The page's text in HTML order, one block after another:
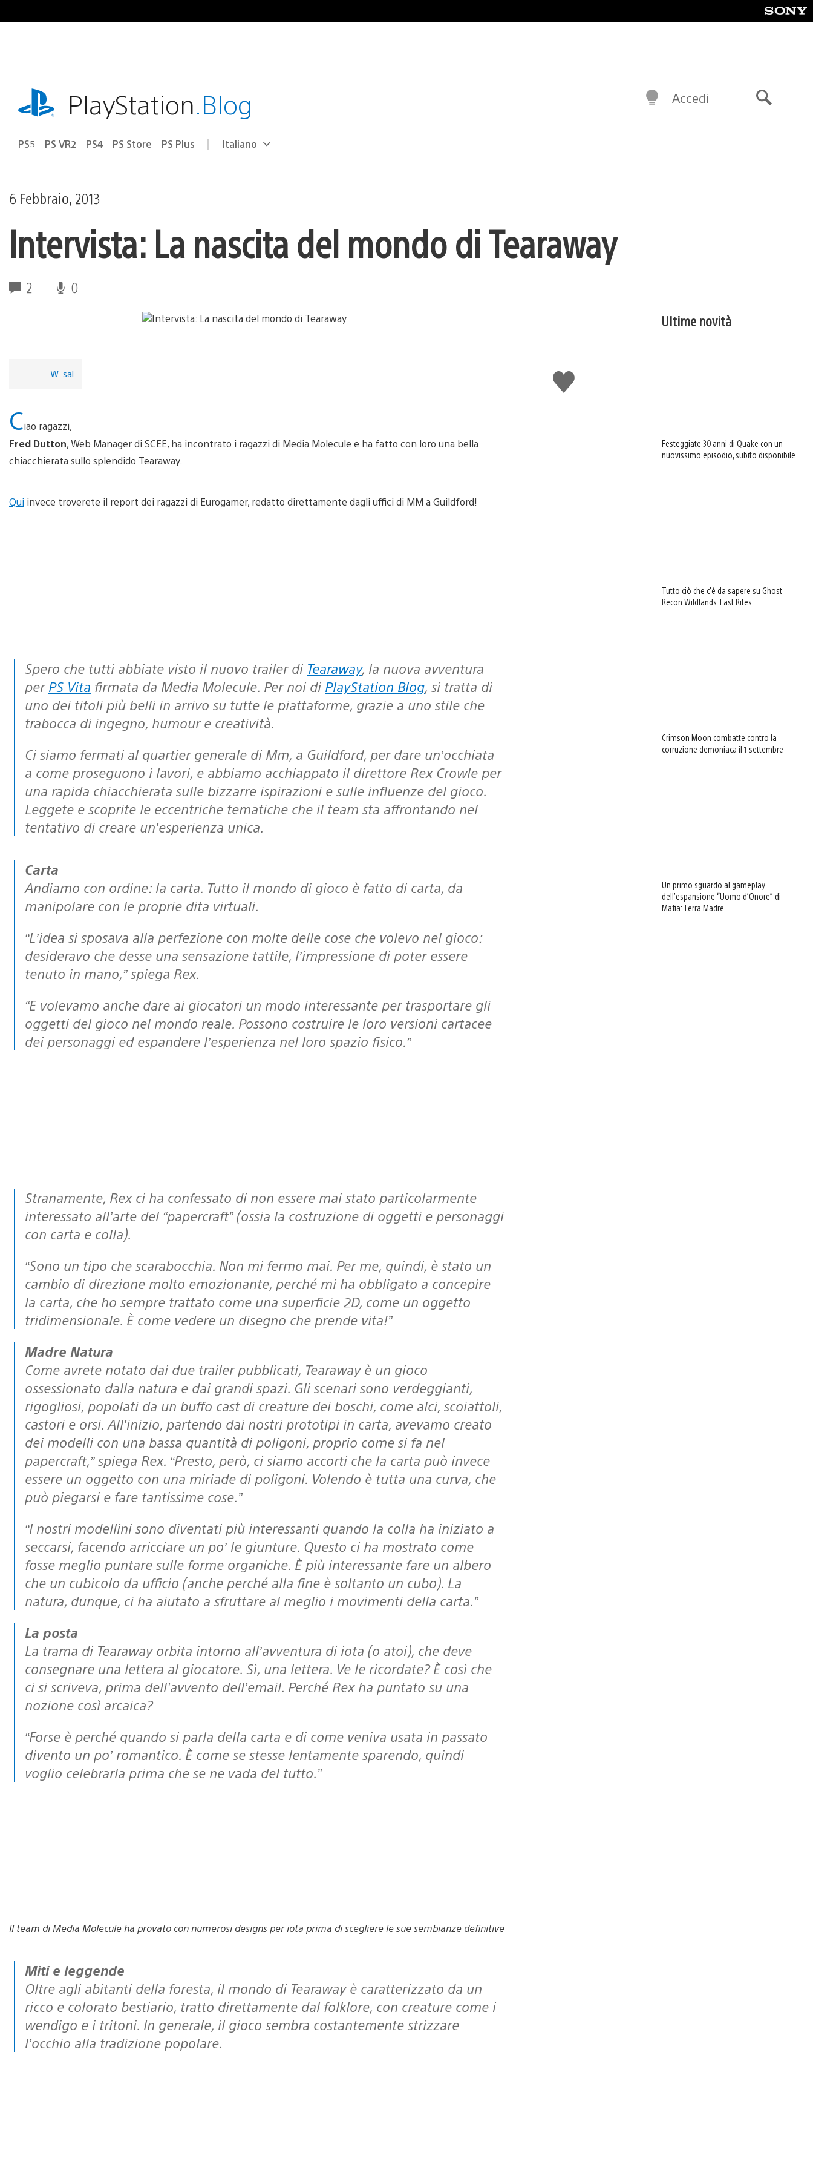
al
playstation.comPlayStation.Blog
PS5 PS VR2 PS4 PS Store PS Plus Seleziona
Regione
Italiano
Accedi
6 Febbraio, 2013
Intervista: La nascita del mondo di Tearaway
2 0
Mi
piace
W_sal
Ciao ragazzi,
Fred Dutton, Web Manager di SCEE, ha incontrato i ragazzi di Media Molecule e ha fatto con loro una bella
chiacchierata sullo splendido Tearaway.
Qui invece troverete il report dei ragazzi di Eurogamer, redatto direttamente dagli uffici di MM a Guildford!
Spero che tutti abbiate visto il nuovo trailer di Tearaway, la nuova avventura
per PS Vita firmata da Media Molecule. Per noi di PlayStation Blog, si tratta di
uno dei titoli più belli in arrivo su tutte le piattaforme, grazie a uno stile che
trabocca di ingegno, humour e creatività.
Ci siamo fermati al quartier generale di Mm, a Guildford, per dare un’occhiata
a come proseguono i lavori, e abbiamo acchiappato il direttore Rex Crowle per
una rapida chiacchierata sulle bizzarre ispirazioni e sulle influenze del gioco.
Leggete e scoprite le eccentriche tematiche che il team sta affrontando nel
tentativo di creare un’esperienza unica.
Carta
Andiamo con ordine: la carta. Tutto il mondo di gioco è fatto di carta, da
manipolare con le proprie dita virtuali.
“L’idea si sposava alla perfezione con molte delle cose che volevo nel gioco:
desideravo che desse una sensazione tattile, l’impressione di poter essere
tenuto in mano,” spiega Rex.
“E volevamo anche dare ai giocatori un modo interessante per trasportare gli
oggetti del gioco nel mondo reale. Possono costruire le loro versioni cartacee
dei personaggi ed espandere l’esperienza nel loro spazio fisico.”
Stranamente, Rex ci ha confessato di non essere mai stato particolarmente
interessato all’arte del “papercraft” (ossia la costruzione di oggetti e personaggi
con carta e colla).
“Sono un tipo che scarabocchia. Non mi fermo mai. Per me, quindi, è stato un
cambio di direzione molto emozionante, perché mi ha obbligato a concepire
la carta, che ho sempre trattato come una superficie 2D, come un oggetto
tridimensionale. È come vedere un disegno che prende vita!”
Madre Natura
Come avrete notato dai due trailer pubblicati, Tearaway è un gioco
ossessionato dalla natura e dai grandi spazi. Gli scenari sono verdeggianti,
rigogliosi, popolati da un buffo cast di creature dei boschi, come alci, scoiattoli,
castori e orsi. All’inizio, partendo dai nostri prototipi in carta, avevamo creato
dei modelli con una bassa quantità di poligoni, proprio come si fa nel
papercraft,” spiega Rex. “Presto, però, ci siamo accorti che la carta può invece
essere un oggetto con una miriade di poligoni. Volendo è tutta una curva, che
può piegarsi e fare tantissime cose.”
“I nostri modellini sono diventati più interessanti quando la colla ha iniziato a
seccarsi, facendo arricciare un po’ le giunture. Questo ci ha mostrato come
fosse meglio puntare sulle forme organiche. È più interessante fare un albero
che un cubicolo da ufficio (anche perché alla fine è soltanto un cubo). La
natura, dunque, ci ha aiutato a sfruttare al meglio i movimenti della carta.”
La posta
La trama di Tearaway orbita intorno all’avventura di iota (o atoi), che deve
consegnare una lettera al giocatore. Sì, una lettera. Ve le ricordate? È così che
ci si scriveva, prima dell’avvento dell’email. Perché Rex ha puntato su una
nozione così arcaica?
“Forse è perché quando si parla della carta e di come veniva usata in passato
divento un po’ romantico. È come se stesse lentamente sparendo, quindi
voglio celebrarla prima che se ne vada del tutto.”
Il team di Media Molecule ha provato con numerosi designs per iota prima di scegliere le sue sembianze definitive
Miti e leggende
Oltre agli abitanti della foresta, il mondo di Tearaway è caratterizzato da un
ricco e colorato bestiario, tratto direttamente dal folklore, con creature come i
wendigo e i tritoni. In generale, il gioco sembra costantemente strizzare
l’occhio alla tradizione popolare.
Ultime novità
Festeggiate 30 anni di Quake con un
nuovissimo episodio, subito disponibile
Tutto ciò che c’è da sapere su Ghost
Recon Wildlands: Last Rites
Crimson Moon combatte contro la
corruzione demoniaca il 1 settembre
Un primo sguardo al gameplay
dell’espansione “Uomo d’Onore” di
Mafia: Terra Madre